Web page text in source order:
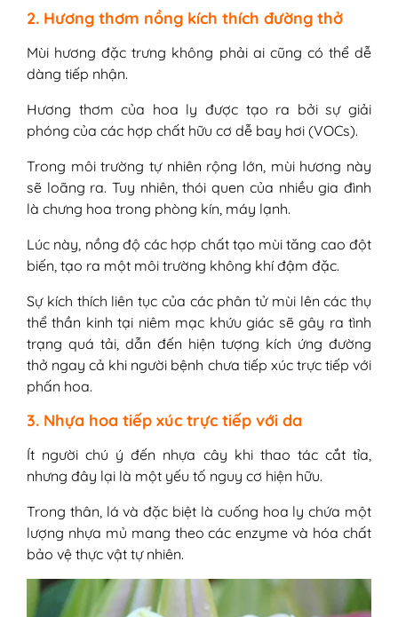
2. Hương thơm nồng kích thích đường thở
Mùi hương đặc trưng không phải ai cũng có thể dễ
dàng tiếp nhận.
Hương thơm của hoa ly được tạo ra bởi sự giải
phóng của các hợp chất hữu cơ dễ bay hơi (VOCs).
Trong môi trường tự nhiên rộng lớn, mùi hương này
sẽ loãng ra. Tuy nhiên, thói quen của nhiều gia đình
là chưng hoa trong phòng kín, máy lạnh.
Lúc này, nồng độ các hợp chất tạo mùi tăng cao đột
biến, tạo ra một môi trường không khí đậm đặc.
Sự kích thích liên tục của các phân tử mùi lên các thụ
thể thần kinh tại niêm mạc khứu giác sẽ gây ra tình
trạng quá tải, dẫn đến hiện tượng kích ứng đường
thở ngay cả khi người bệnh chưa tiếp xúc trực tiếp với
phấn hoa.
3. Nhựa hoa tiếp xúc trực tiếp với da
Ít người chú ý đến nhựa cây khi thao tác cắt tỉa,
nhưng đây lại là một yếu tố nguy cơ hiện hữu.
Trong thân, lá và đặc biệt là cuống hoa ly chứa một
lượng nhựa mủ mang theo các enzyme và hóa chất
bảo vệ thực vật tự nhiên.